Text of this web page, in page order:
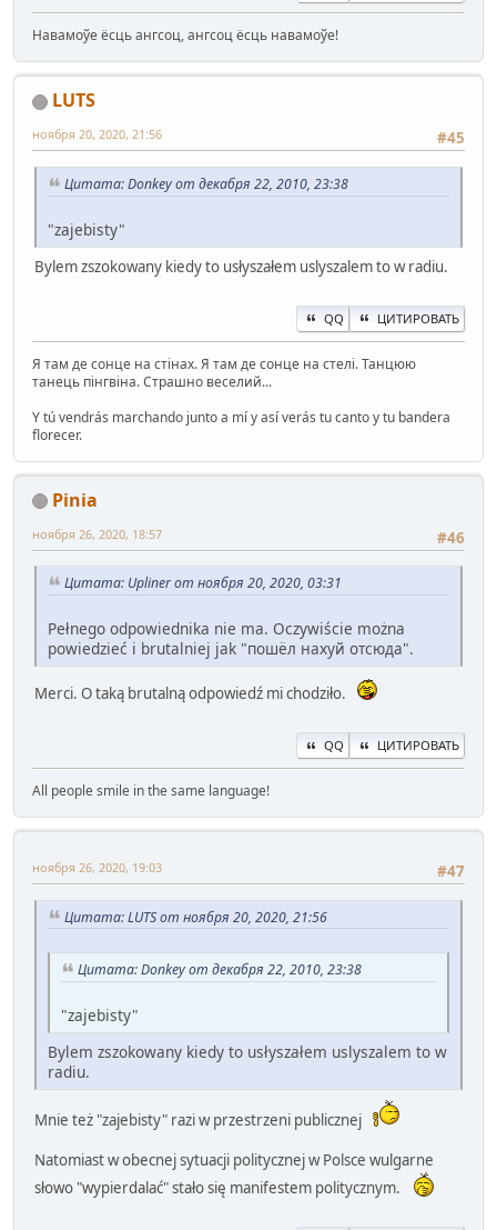
Навамоўе ёсць ангсоц, ангсоц ёсць навамоўе!
LUTS
#45
ноября 20, 2020, 21:56
Цитата: Donkey от декабря 22, 2010, 23:38
"zajebisty"
Bylem zszokowany kiedy to usłyszałem uslyszalem to w radiu.
QQ ЦИТИРОВАТЬ
Я там де сонце на стінах. Я там де сонце на стелі. Танцюю
танець пінгвіна. Страшно веселий...
Y tú vendrás marchando junto a mí y así verás tu canto y tu bandera
florecer.
Pinia
#46
ноября 26, 2020, 18:57
Цитата: Upliner от ноября 20, 2020, 03:31
Pełnego odpowiednika nie ma. Oczywiście można
powiedzieć i brutalniej jak "пошёл нахуй отсюда".
Merci. O taką brutalną odpowiedź mi chodziło.
QQ ЦИТИРОВАТЬ
All people smile in the same language!
#47
ноября 26, 2020, 19:03
Цитата: LUTS от ноября 20, 2020, 21:56
Цитата: Donkey от декабря 22, 2010, 23:38
"zajebisty"
Bylem zszokowany kiedy to usłyszałem uslyszalem to w
radiu.
Mnie też "zajebisty" razi w przestrzeni publicznej
Natomiast w obecnej sytuacji politycznej w Polsce wulgarne
słowo "wypierdalać" stało się manifestem politycznym.